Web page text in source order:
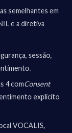
semelhantes em
e a diretiva
sessão,
4 comConsent
explícito
VOCALIS,